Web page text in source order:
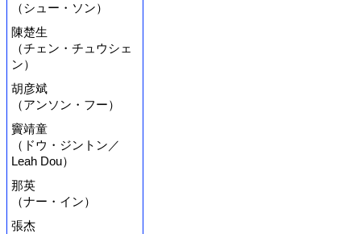
（シュー・ソン）
陳楚生
（チェン・チュウシェ
ン）
胡彦斌
（アンソン・フー）
竇靖童
（ドウ・ジントン／
Leah Dou）
那英
（ナー・イン）
張杰